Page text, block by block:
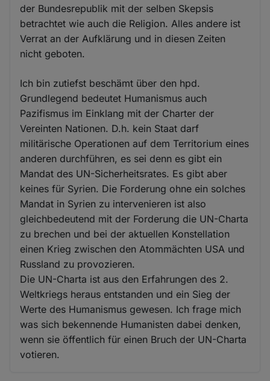
der Bundesrepublik mit der selben Skepsis
betrachtet wie auch die Religion. Alles andere ist
Verrat an der Aufklärung und in diesen Zeiten
nicht geboten.
Ich bin zutiefst beschämt über den hpd.
Grundlegend bedeutet Humanismus auch
Pazifismus im Einklang mit der Charter der
Vereinten Nationen. D.h. kein Staat darf
militärische Operationen auf dem Territorium eines
anderen durchführen, es sei denn es gibt ein
Mandat des UN-Sicherheitsrates. Es gibt aber
keines für Syrien. Die Forderung ohne ein solches
Mandat in Syrien zu intervenieren ist also
gleichbedeutend mit der Forderung die UN-Charta
zu brechen und bei der aktuellen Konstellation
einen Krieg zwischen den Atommächten USA und
Russland zu provozieren.
Die UN-Charta ist aus den Erfahrungen des 2.
Weltkriegs heraus entstanden und ein Sieg der
Werte des Humanismus gewesen. Ich frage mich
was sich bekennende Humanisten dabei denken,
wenn sie öffentlich für einen Bruch der UN-Charta
votieren.